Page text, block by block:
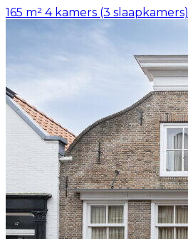
165 m² 4 kamers (3 slaapkamers)